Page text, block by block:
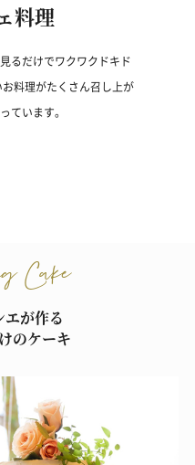
料理
るだけでワクワクドキド
料理がたくさん召し上が
ています。
Cake
エが作る
のケーキ